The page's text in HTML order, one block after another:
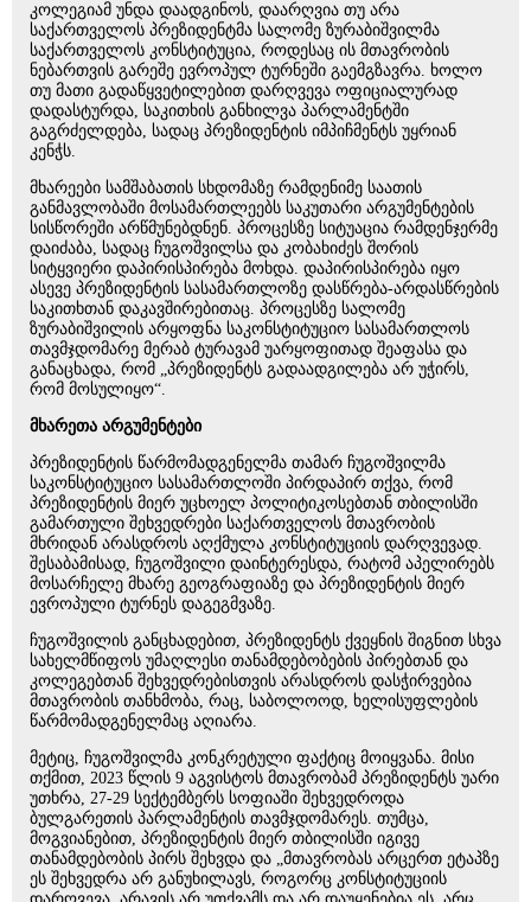
კოლეგიამ უნდა დაადგინოს, დაარღვია თუ არა
საქართველოს პრეზიდენტმა სალომე ზურაბიშვილმა
საქართველოს კონსტიტუცია, როდესაც ის მთავრობის
ნებართვის გარეშე ევროპულ ტურნეში გაემგზავრა. ხოლო
თუ მათი გადაწყვეტილებით დარღვევა ოფიციალურად
დადასტურდა, საკითხის განხილვა პარლამენტში
გაგრძელდება, სადაც პრეზიდენტის იმპიჩმენტს უყრიან
კენჭს.
მხარეები სამშაბათის სხდომაზე რამდენიმე საათის
განმავლობაში მოსამართლეებს საკუთარი არგუმენტების
სისწორეში არწმუნებდნენ. პროცესზე სიტუაცია რამდენჯერმე
დაიძაბა, სადაც ჩუგოშვილსა და კობახიძეს შორის
სიტყვიერი დაპირისპირება მოხდა. დაპირისპირება იყო
ასევე პრეზიდენტის სასამართლოზე დასწრება-არდასწრების
საკითხთან დაკავშირებითაც. პროცესზე სალომე
ზურაბიშვილის არყოფნა საკონსტიტუციო სასამართლოს
თავმჯდომარე მერაბ ტურავამ უარყოფითად შეაფასა და
განაცხადა, რომ „პრეზიდენტს გადაადგილება არ უჭირს,
რომ მოსულიყო“.
მხარეთა არგუმენტები
პრეზიდენტის წარმომადგენელმა თამარ ჩუგოშვილმა
საკონსტიტუციო სასამართლოში პირდაპირ თქვა, რომ
პრეზიდენტის მიერ უცხოელ პოლიტიკოსებთან თბილისში
გამართული შეხვედრები საქართველოს მთავრობის
მხრიდან არასდროს აღქმულა კონსტიტუციის დარღვევად.
შესაბამისად, ჩუგოშვილი დაინტერესდა, რატომ აპელირებს
მოსარჩელე მხარე გეოგრაფიაზე და პრეზიდენტის მიერ
ევროპული ტურნეს დაგეგმვაზე.
ჩუგოშვილის განცხადებით, პრეზიდენტს ქვეყნის შიგნით სხვა
სახელმწიფოს უმაღლესი თანამდებობების პირებთან და
კოლეგებთან შეხვედრებისთვის არასდროს დასჭირვებია
მთავრობის თანხმობა, რაც, საბოლოოდ, ხელისუფლების
წარმომადგენელმაც აღიარა.
მეტიც, ჩუგოშვილმა კონკრეტული ფაქტიც მოიყვანა. მისი
თქმით, 2023 წლის 9 აგვისტოს მთავრობამ პრეზიდენტს უარი
უთხრა, 27-29 სექტემბერს სოფიაში შეხვედროდა
ბულგარეთის პარლამენტის თავმჯდომარეს. თუმცა,
მოგვიანებით, პრეზიდენტის მიერ თბილისში იგივე
თანამდებობის პირს შეხვდა და „მთავრობას არცერთ ეტაპზე
ეს შეხვედრა არ განუხილავს, როგორც კონსტიტუციის